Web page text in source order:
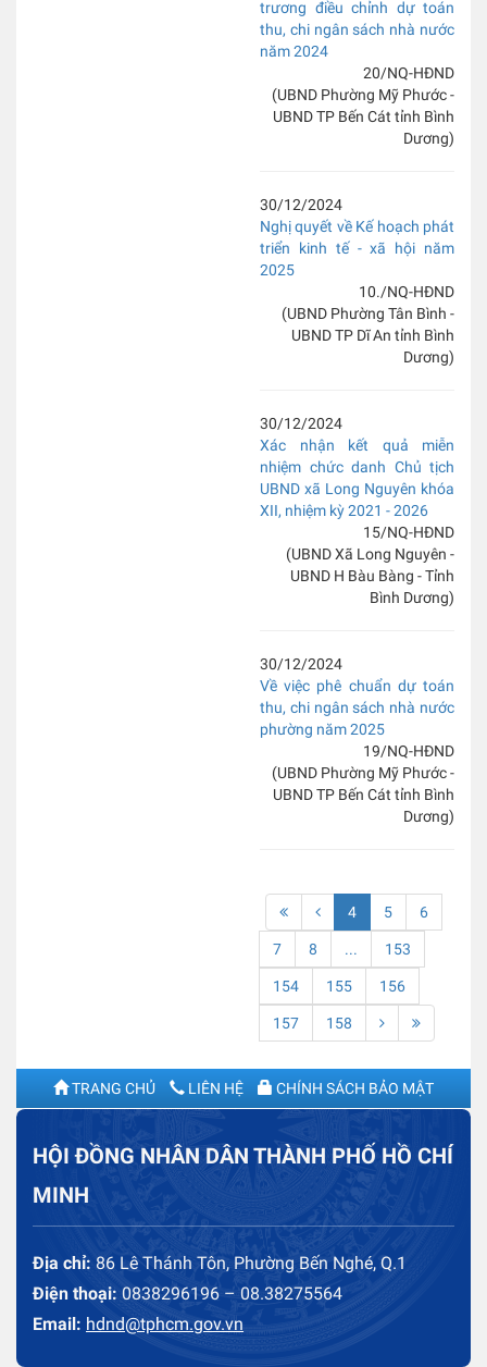
trương điều chỉnh dự toán
thu, chi ngân sách nhà nước
năm 2024
20/NQ-HĐND
(UBND Phường Mỹ Phước -
UBND TP Bến Cát tỉnh Bình
Dương)
30/12/2024
Nghị quyết về Kế hoạch phát
triển kinh tế - xã hội năm
2025
10./NQ-HĐND
(UBND Phường Tân Bình -
UBND TP Dĩ An tỉnh Bình
Dương)
30/12/2024
Xác nhận kết quả miễn
nhiệm chức danh Chủ tịch
UBND xã Long Nguyên khóa
XII, nhiệm kỳ 2021 - 2026
15/NQ-HĐND
(UBND Xã Long Nguyên -
UBND H Bàu Bàng - Tỉnh
Bình Dương)
30/12/2024
Về việc phê chuẩn dự toán
thu, chi ngân sách nhà nước
phường năm 2025
19/NQ-HĐND
(UBND Phường Mỹ Phước -
UBND TP Bến Cát tỉnh Bình
Dương)
4 5 6
7 8 ... 153
154 155 156
157 158
TRANG CHỦ LIÊN HỆ CHÍNH SÁCH BẢO MẬT
HỘI ĐỒNG NHÂN DÂN THÀNH PHỐ HỒ CHÍ
MINH
Địa chỉ: 86 Lê Thánh Tôn, Phường Bến Nghé, Q.1
Điện thoại: 0838296196 – 08.38275564
Email: hdnd@tphcm.gov.vn